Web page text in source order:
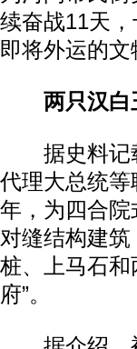
续奋战11天
即将外运的文
两只汉白
据史料记载
代理大总统
年，为四合
对缝结构建
桩、上马石和
府”。